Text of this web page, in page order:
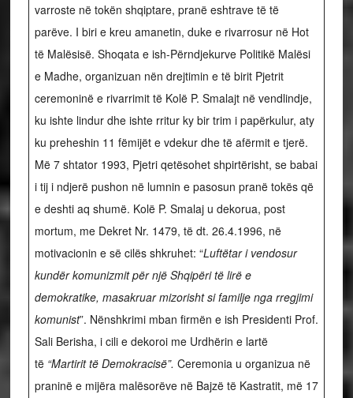
varroste në tokën shqiptare, pranë eshtrave të të
parëve. I biri e kreu amanetin, duke e rivarrosur në Hot
të Malësisë. Shoqata e ish-Përndjekurve Politikë Malësi
e Madhe, organizuan nën drejtimin e të birit Pjetrit
ceremoninë e rivarrimit të Kolë P. Smalajt në vendlindje,
ku ishte lindur dhe ishte rritur ky bir trim i papërkulur, aty
ku preheshin 11 fëmijët e vdekur dhe të afërmit e tjerë.
Më 7 shtator 1993, Pjetri qetësohet shpirtërisht, se babai
i tij i ndjerë pushon në lumnin e pasosun pranë tokës që
e deshti aq shumë. Kolë P. Smalaj u dekorua, post
mortum, me Dekret Nr. 1479, të dt. 26.4.1996, në
motivacionin e së cilës shkruhet: “Luftëtar i vendosur
kundër komunizmit për një Shqipëri të lirë e
demokratike, masakruar mizorisht si familje nga rregjimi
komunist”. Nënshkrimi mban firmën e ish Presidenti Prof.
Sali Berisha, i cili e dekoroi me Urdhërin e lartë
të “Martirit të Demokracisë”. Ceremonia u organizua në
praninë e mijëra malësorëve në Bajzë të Kastratit, më 17